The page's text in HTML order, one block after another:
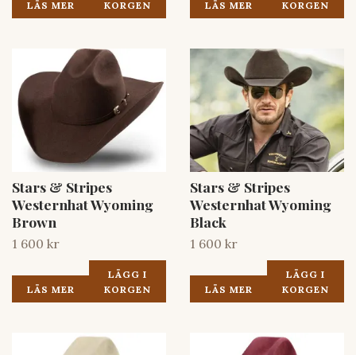
LÄS MER
KORGEN
LÄS MER
KORGEN
Stars & Stripes
Westernhat Wyoming
Brown
1 600 kr
LÄS MER
LÄGG I
KORGEN
Stars & Stripes
Westernhat Wyoming
Black
1 600 kr
LÄS MER
LÄGG I
KORGEN